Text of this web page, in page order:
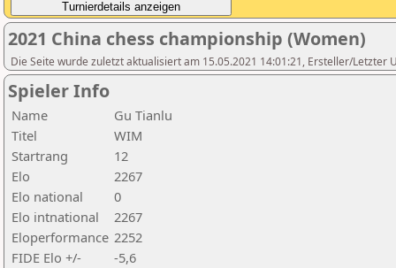
2021 China chess championship (Women)
Die Seite wurde zuletzt aktualisiert am 15.05.2021 14:01:21, Ersteller/Letzter
Spieler Info
Name
Gu Tianlu
Titel
WIM
Startrang
12
Elo
2267
Elo national
0
Elo intnational
2267
Eloperformance 2252
FIDE Elo +/-
-5,6